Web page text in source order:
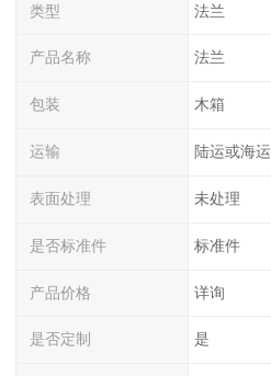
类型 法兰
产品名称 法兰
包装 木箱
运输 陆运或海运
表面处理 未处理
是否标准件 标准件
产品价格 详询
是否定制 是